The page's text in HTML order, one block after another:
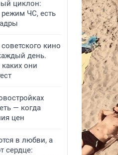
циклон:
ЧС, есть
кино
день.
они
— когда
цен
в любви, а
сердце: